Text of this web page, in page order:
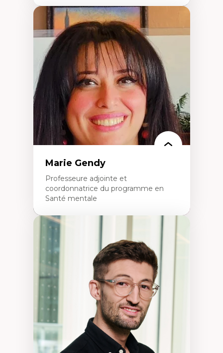
Expertises
Acceptabilité, acceptation et adoption des
technologies
Technologies d'apprentissage innovantes
Insertion professionnelle du nouveau
personnel enseignant
Construction identitaire en milieu
minoritaire francophone
Technologies éducatives pour la formation
continue
Marie Gendy
Professeure adjointe et
coordonnatrice du programme en
Santé mentale
Expertises
Neuropsychiatrie et neurosciences
Direction d'essais cliniques
Analyse des politiques et pratiques en santé
mentale
Développement de protocoles d'essais
cliniques
Collaboration interfonctionnelle
Leadership en recherche clinique
Développement de cadres politiques
Collaboration avec des entreprises
pharmaceutiques
Rédaction de publications et de rapports
politiques
Enseignement et mentorat